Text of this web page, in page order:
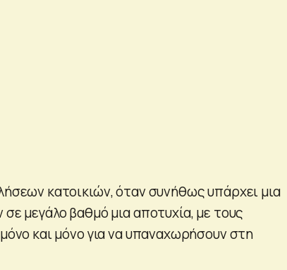
κατοικιών, όταν συνήθως υπάρχει μια
μεγάλο βαθμό μια αποτυχία, με τους
και μόνο για να υπαναχωρήσουν στη